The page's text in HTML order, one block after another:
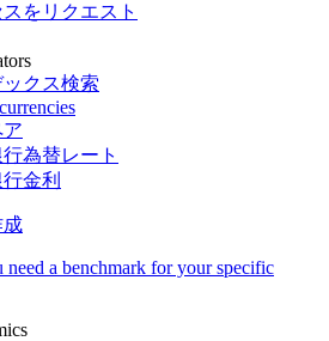
をリクエスト
クス検索
為替レート
金利
成
need a benchmark for your specific